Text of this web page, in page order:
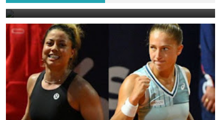
December 11, 2023